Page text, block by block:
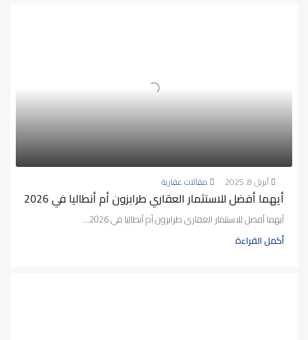
أبريل 8, 2025 مقالات عقارية
أيهما أفضل للاستثمار العقاري طرابزون أم أنطاليا في 2026
أيهما أفضل للاستثمار العقاري طرابزون أم أنطاليا في 2026...
أكمل القراءة